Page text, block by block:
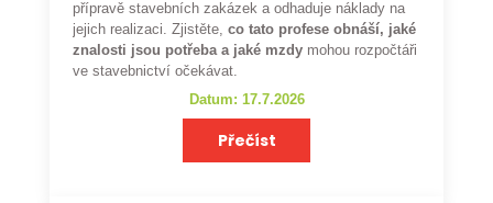
přípravě stavebních zakázek a odhaduje náklady na
jejich realizaci. Zjistěte,co tato profese obnáší, jaké
znalosti jsou potřeba a jaké mzdy mohou rozpočtáři
ve stavebnictví očekávat.
Datum: 17.7.2026
Přečíst